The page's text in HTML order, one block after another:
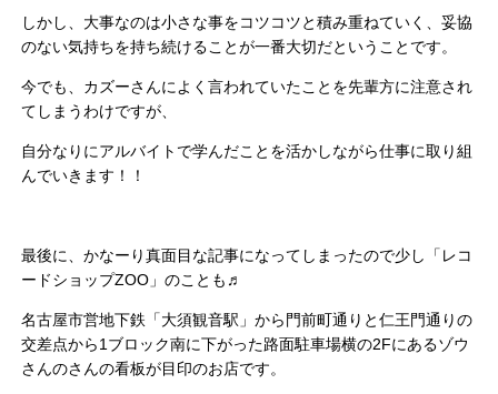
しかし、大事なのは小さな事をコツコツと積み重ねていく、妥協
のない気持ちを持ち続けることが一番大切だということです。
今でも、カズーさんによく言われていたことを先輩方に注意され
てしまうわけですが、
自分なりにアルバイトで学んだことを活かしながら仕事に取り組
んでいきます！！
最後に、かなーり真面目な記事になってしまったので少し「レコ
ードショップZOO」のことも♬
名古屋市営地下鉄「大須観音駅」から門前町通りと仁王門通りの
交差点から1ブロック南に下がった路面駐車場横の2Fにあるゾウ
さんのさんの看板が目印のお店です。